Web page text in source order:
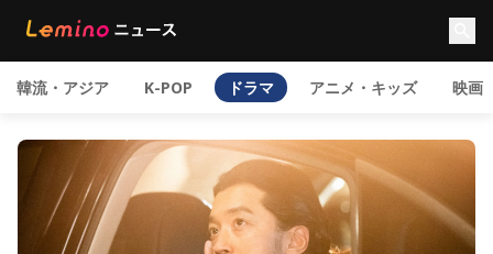
韓流・アジア K-POP ドラマ アニメ・キッズ 映画